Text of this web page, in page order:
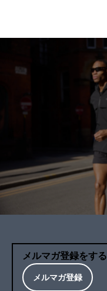
メルマガ登録をする
メルマガ登録